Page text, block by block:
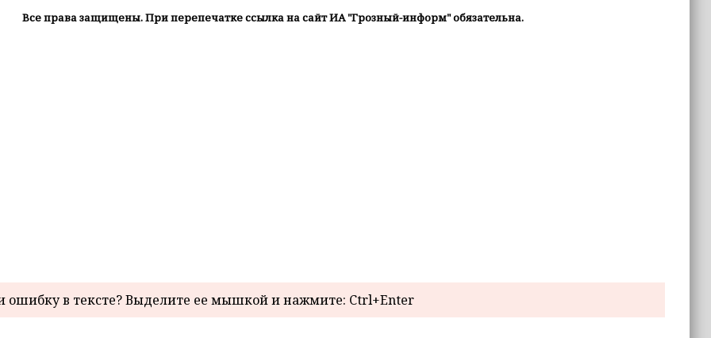
Все права защищены. При перепечатке ссылка на сайт ИА "Грозный-информ" обязательна.
в тексте? Выделите ее мышкой и нажмите: Ctrl+Enter